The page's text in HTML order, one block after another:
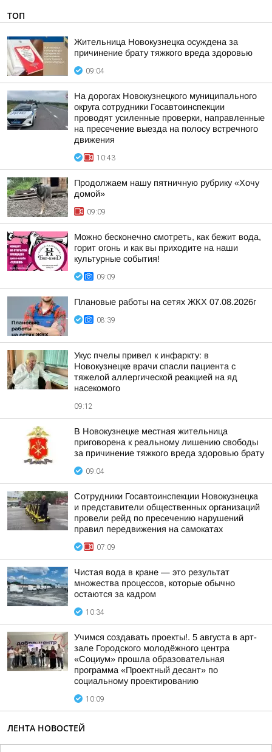
ТОП
Жительница Новокузнецка осуждена за
причинение брату тяжкого вреда здоровью
09:04
На дорогах Новокузнецкого муниципального
округа сотрудники Госавтоинспекции
проводят усиленные проверки, направленные
на пресечение выезда на полосу встречного
движения
10:43
Продолжаем нашу пятничную рубрику «Хочу
домой»
09:09
Можно бесконечно смотреть, как бежит вода,
горит огонь и как вы приходите на наши
культурные события!
09:09
Плановые работы на сетях ЖКХ 07.08.2026г
08:39
Укус пчелы привел к инфаркту: в
Новокузнецке врачи спасли пациента с
тяжелой аллергической реакцией на яд
насекомого
09:12
В Новокузнецке местная жительница
приговорена к реальному лишению свободы
за причинение тяжкого вреда здоровью брату
09:04
Сотрудники Госавтоинспекции Новокузнецка
и представители общественных организаций
провели рейд по пресечению нарушений
правил передвижения на самокатах
07:09
Чистая вода в кране — это результат
множества процессов, которые обычно
остаются за кадром
10:34
Учимся создавать проекты!. 5 августа в арт-
зале Городского молодёжного центра
«Социум» прошла образовательная
программа «Проектный десант» по
социальному проектированию
10:09
ЛЕНТА НОВОСТЕЙ